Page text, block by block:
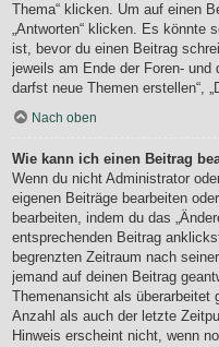
Thema“ klicken. Um auf einen
„Antworten“ klicken. Es könnte
ist, bevor du einen Beitrag
jeweils am Ende der Foren-
darfst neue Themen erstellen“,
Nach oben
Wie kann ich einen Beitrag
Wenn du nicht Administrator
eigenen Beiträge bearbeiten
bearbeiten, indem du das
entsprechenden Beitrag
begrenzten Zeitraum nach
jemand auf deinen Beitrag
Themenansicht als überarbeitet
Anzahl als auch der letzte
Hinweis erscheint nicht, wenn